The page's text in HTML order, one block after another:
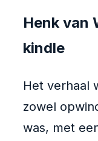
Henk van
kindle
Het verhaal
zowel
was, met